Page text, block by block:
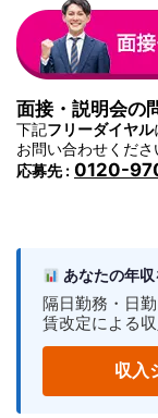
面接・説明会の
下記フリーダイヤル
お問い合わせくださ
応募先 : 0120-
あなたの年
隔日勤務・日
賃改定による
収入